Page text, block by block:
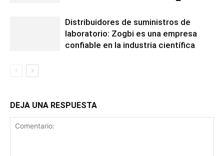
Distribuidores de suministros de
laboratorio: Zogbi es una empresa
confiable en la industria científica
DEJA UNA RESPUESTA